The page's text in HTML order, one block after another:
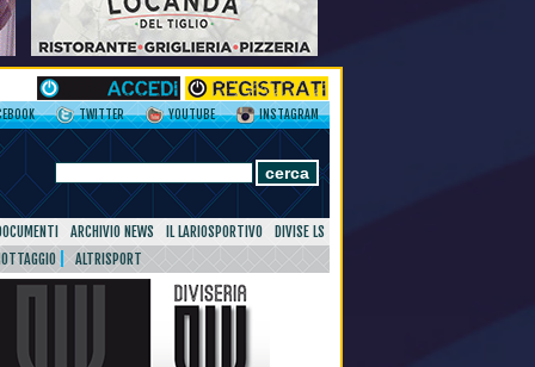
TWITTER YOUTUBE INSTAGRAM
ARCHIVIO NEWS IL LARIOSPORTIVO
DIVISE LS
ALTRISPORT